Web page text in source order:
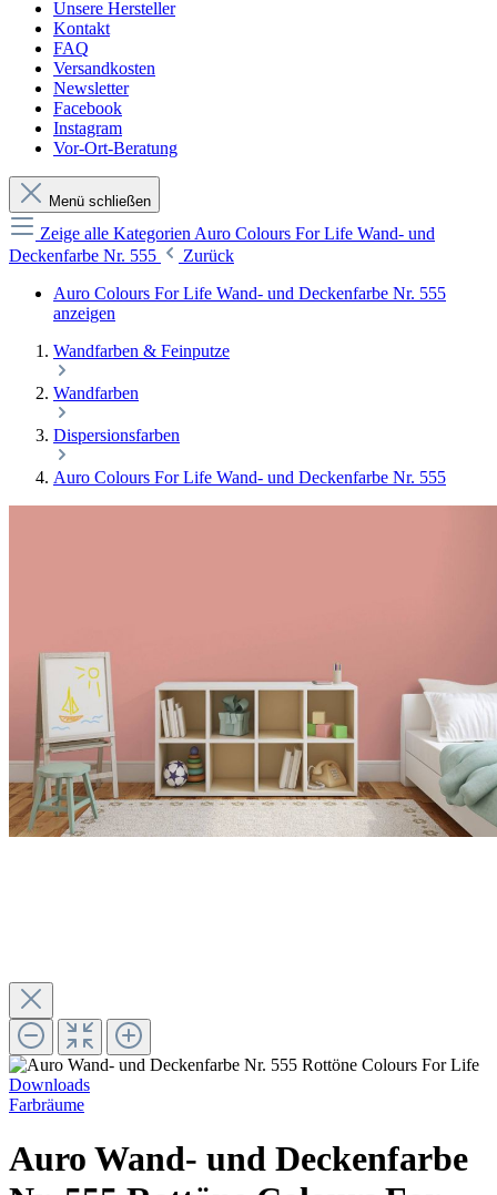
Unsere Hersteller
Kontakt
FAQ
Versandkosten
Newsletter
Facebook
Instagram
Vor-Ort-Beratung
Menü schließen
Zeige alle Kategorien Auro Colours For Life Wand- und
Deckenfarbe Nr. 555
Zurück
Auro Colours For Life Wand- und Deckenfarbe Nr. 555
anzeigen
Wandfarben & Feinputze
Wandfarben
Dispersionsfarben
Auro Colours For Life Wand- und Deckenfarbe Nr. 555
Downloads
Farbräume
Auro Wand- und Deckenfarbe